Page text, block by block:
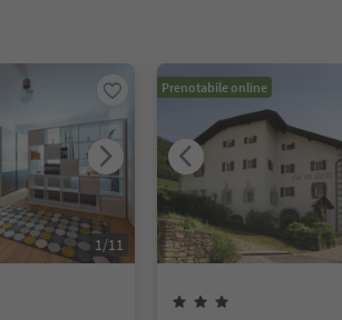
1/11
Prenotabile online